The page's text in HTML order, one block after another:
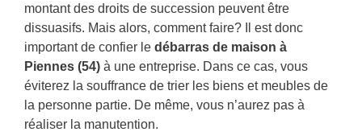
montant des droits de succession peuvent être
dissuasifs. Mais alors, comment faire? Il est donc
important de confier le débarras de maison à
Piennes (54) à une entreprise. Dans ce cas, vous
éviterez la souffrance de trier les biens et meubles de
la personne partie. De même, vous n’aurez pas à
réaliser la manutention.